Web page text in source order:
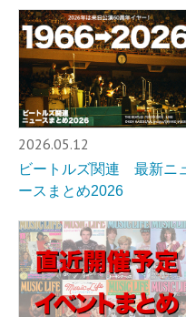
2026.05.12
ビートルズ関連 最新ニ
ースまとめ2026